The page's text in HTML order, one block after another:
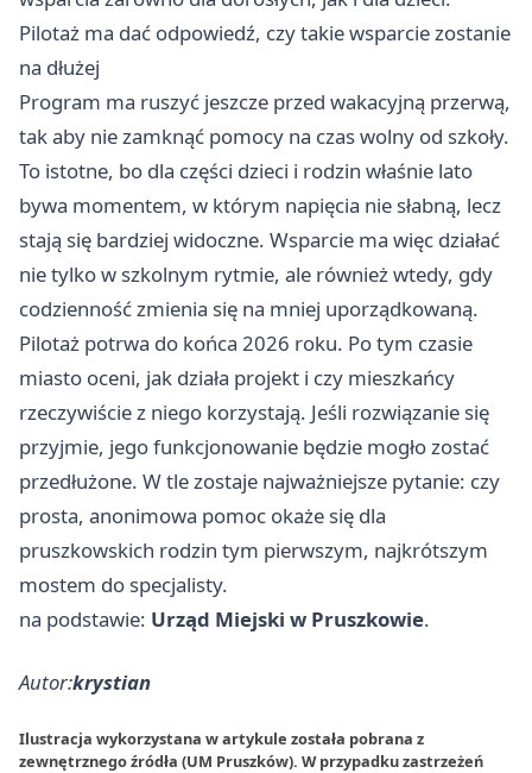
Pilotaż ma dać odpowiedź, czy takie wsparcie zostanie
na dłużej
Program ma ruszyć jeszcze przed wakacyjną przerwą,
tak aby nie zamknąć pomocy na czas wolny od szkoły.
To istotne, bo dla części dzieci i rodzin właśnie lato
bywa momentem, w którym napięcia nie słabną, lecz
stają się bardziej widoczne. Wsparcie ma więc działać
nie tylko w szkolnym rytmie, ale również wtedy, gdy
codzienność zmienia się na mniej uporządkowaną.
Pilotaż potrwa do końca 2026 roku. Po tym czasie
miasto oceni, jak działa projekt i czy mieszkańcy
rzeczywiście z niego korzystają. Jeśli rozwiązanie się
przyjmie, jego funkcjonowanie będzie mogło zostać
przedłużone. W tle zostaje najważniejsze pytanie: czy
prosta, anonimowa pomoc okaże się dla
pruszkowskich rodzin tym pierwszym, najkrótszym
mostem do specjalisty.
na podstawie: Urząd Miejski w Pruszkowie.
Autor:krystian
Ilustracja wykorzystana w artykule została pobrana z
zewnętrznego źródła (UM Pruszków). W przypadku zastrzeżeń